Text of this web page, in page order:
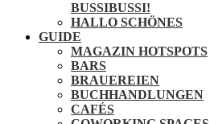
BUSSIBUSSI!
HALLO SCHÖNES
GUIDE
MAGAZIN HOTSPOTS
BARS
BRAUEREIEN
BUCHHANDLUNGEN
CAFÉS